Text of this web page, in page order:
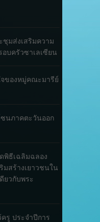
ชุมส่งเสริมความ
บครัวซาเลเซียน
ของหมู่คณะมารีย์
นภาคตะวันออก
พิธีเฉลิมฉลอง
มสร้างเยาวชนใน
ยวกับพระ
รู ประจำปีการ